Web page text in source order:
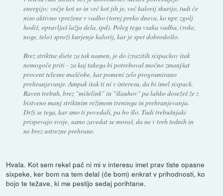
energijo; večje kot so in več kot jih je, več kalorij skurijo, tudi če
niso aktivno vprežene v vadbo (torej preko dneva, ko npr. zgolj
hodiš, opravljaš lažja dela, ipd). Poleg tega vsaka vadba, (roke,
noge, telo) sproži kurjenje kalorij, kar je spet dobrodošlo.
Brez striktne diete za tak namen, je do izrazitih sixpackov itak
nemogoče priti - za kaj takega bi potreboval močno zmanjšat
procent telesne maščobe, kar pomeni zelo programirano
prehranjevanje. Ampak itak ti ni v interesu, da bi imel sixpack.
Raven trebuh, brez "mišelink" in "šlauhov" pa lahko dosežeš že z
bistveno manj striktnim režimom treninga in prehranjevanja.
Drži se tega, kar smo ti povedali, pa bo šlo. Tudi trebušnjaki
prispevajo svoje, samo zavedat se moraš, da ne v treh tednih in
ne brez ustrezne prehrane.
Hvala. Kot sem rekel pač ni mi v interesu imet prav tiste opasne
sixpeke, ker bom na tem delal (če bom) enkrat v prihodnosti, ko
bojo te težave, ki me pestijo sedaj porihtane.